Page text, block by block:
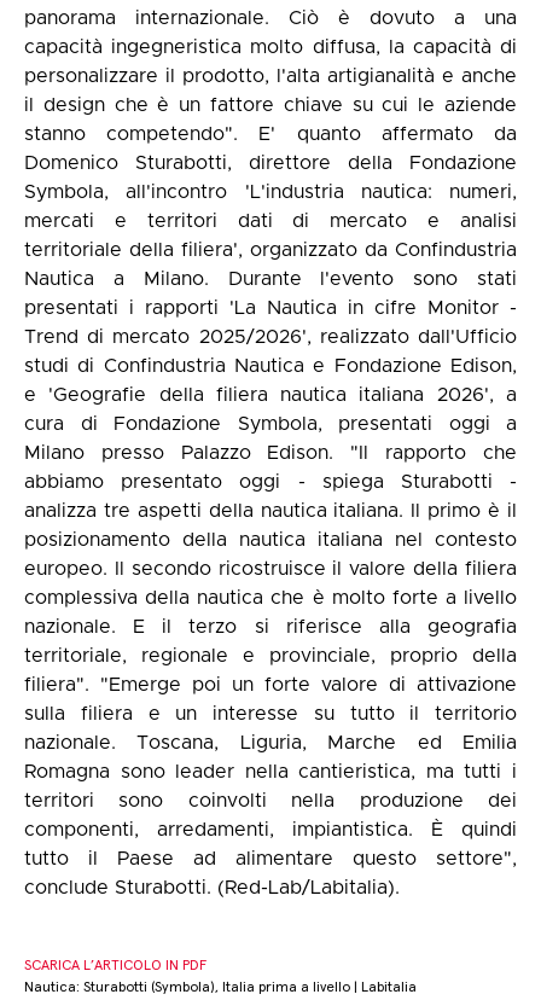
panorama internazionale. Ciò è dovuto a una
capacità ingegneristica molto diffusa, la capacità di
personalizzare il prodotto, l'alta artigianalità e anche
il design che è un fattore chiave su cui le aziende
stanno competendo". E' quanto affermato da
Domenico Sturabotti, direttore della Fondazione
Symbola, all'incontro 'L'industria nautica: numeri,
mercati e territori dati di mercato e analisi
territoriale della filiera', organizzato da Confindustria
Nautica a Milano. Durante l'evento sono stati
presentati i rapporti 'La Nautica in cifre Monitor -
Trend di mercato 2025/2026', realizzato dall'Ufficio
studi di Confindustria Nautica e Fondazione Edison,
e 'Geografie della filiera nautica italiana 2026', a
cura di Fondazione Symbola, presentati oggi a
Milano presso Palazzo Edison. "Il rapporto che
abbiamo presentato oggi - spiega Sturabotti -
analizza tre aspetti della nautica italiana. Il primo è il
posizionamento della nautica italiana nel contesto
europeo. Il secondo ricostruisce il valore della filiera
complessiva della nautica che è molto forte a livello
nazionale. E il terzo si riferisce alla geografia
territoriale, regionale e provinciale, proprio della
filiera". "Emerge poi un forte valore di attivazione
sulla filiera e un interesse su tutto il territorio
nazionale. Toscana, Liguria, Marche ed Emilia
Romagna sono leader nella cantieristica, ma tutti i
territori sono coinvolti nella produzione dei
componenti, arredamenti, impiantistica. È quindi
tutto il Paese ad alimentare questo settore",
conclude Sturabotti. (Red-Lab/Labitalia).
SCARICA L’ARTICOLO IN PDF
Nautica: Sturabotti (Symbola), Italia prima a livello | Labitalia